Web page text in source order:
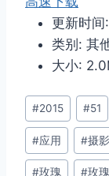
更新时
类别: 其
大小:
文
章
标
签：
#2015 #51
#应用 #摄影
#玫瑰 #玫